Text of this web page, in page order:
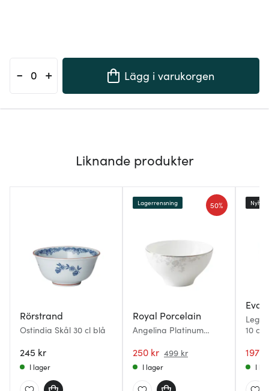
- + Lägg i varukorgen
Liknande produkter
Rörstrand
Ostindia Skål 30 cl blå
245 kr
I lager
Royal Porcelain
Angelina Platinum
250 kr 499 kr
50%
Lagerrensning
I lager
Eva
10
197
Nyhet
I